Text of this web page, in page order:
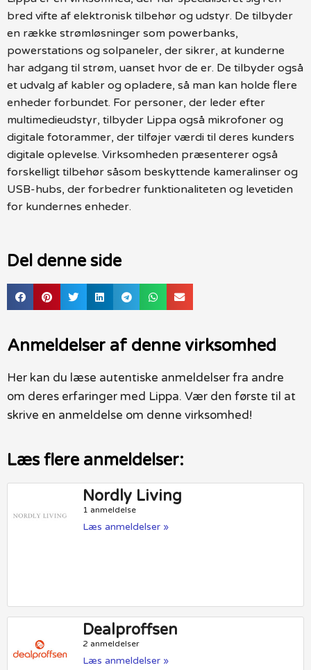
bred vifte af elektronisk tilbehør og udstyr. De tilbyder
en række strømløsninger som powerbanks,
powerstations og solpaneler, der sikrer, at kunderne
har adgang til strøm, uanset hvor de er. De tilbyder også
et udvalg af kabler og opladere, så man kan holde flere
enheder forbundet. For personer, der leder efter
multimedieudstyr, tilbyder Lippa også mikrofoner og
digitale fotorammer, der tilføjer værdi til deres kunders
digitale oplevelse. Virksomheden præsenterer også
forskelligt tilbehør såsom beskyttende kameralinser og
USB-hubs, der forbedrer funktionaliteten og levetiden
for kundernes enheder.
Del denne side
Anmeldelser af denne virksomhed
Her kan du læse autentiske anmeldelser fra andre
om deres erfaringer med Lippa. Vær den første til at
skrive en anmeldelse om denne virksomhed!
Læs flere anmeldelser:
Nordly Living
1 anmeldelse
Læs anmeldelser »
Dealproffsen
2 anmeldelser
Læs anmeldelser »